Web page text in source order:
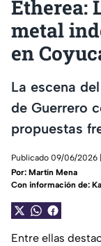
Etherea:
metal
en
La escena
de Guerrero
propuestas
Publicado 09/06/2026 |
Por: Martín Mena
Con información de:
Entre ellas